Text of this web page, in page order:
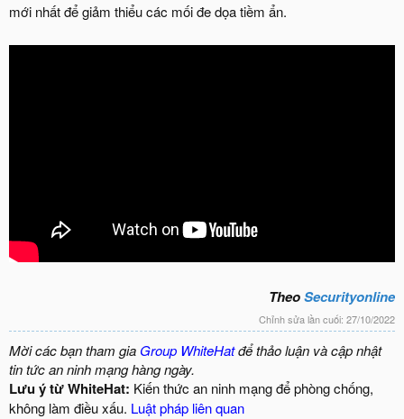
mới nhất để giảm thiểu các mối đe dọa tiềm ẩn.
TheoSecurityonline
Chỉnh sửa lần cuối: 27/10/2022
Mời các bạn tham gia Group WhiteHatđể thảo luận và cập nhật
tin tức an ninh mạng hàng ngày.
Lưu ý từ WhiteHat: Kiến thức an ninh mạng để phòng chống,
không làm điều xấu. Luật pháp liên quan